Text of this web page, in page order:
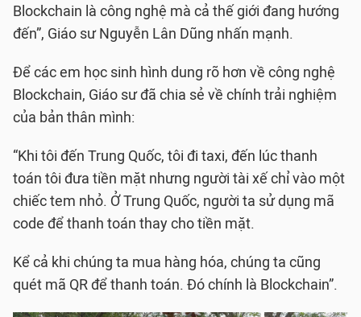
Blockchain là công nghệ mà cả thế giới đang hướng
đến”, Giáo sư Nguyễn Lân Dũng nhấn mạnh.
Để các em học sinh hình dung rõ hơn về công nghệ
Blockchain, Giáo sư đã chia sẻ về chính trải nghiệm
của bản thân mình:
“Khi tôi đến Trung Quốc, tôi đi taxi, đến lúc thanh
toán tôi đưa tiền mặt nhưng người tài xế chỉ vào một
chiếc tem nhỏ. Ở Trung Quốc, người ta sử dụng mã
code để thanh toán thay cho tiền mặt.
Kể cả khi chúng ta mua hàng hóa, chúng ta cũng
quét mã QR để thanh toán. Đó chính là Blockchain”.